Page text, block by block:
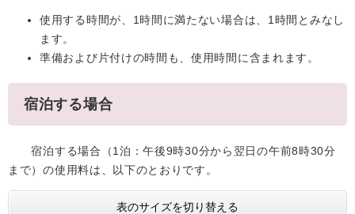
使用する時間が、1時間に満たない場合は、1時間とみなし
ます。
準備および片付けの時間も、使用時間に含まれます。
宿泊する場合
宿泊する場合（1泊：午後9時30分から翌日の午前8時30分
まで）の使用料は、以下のとおりです。
表のサイズを切り替える